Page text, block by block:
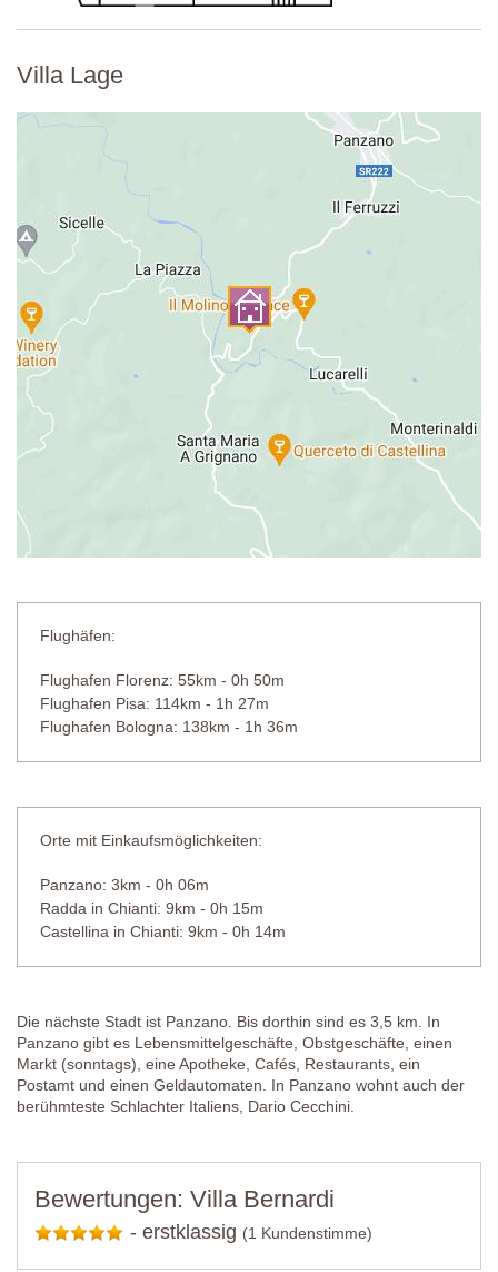
Villa Lage
Flughäfen:
Flughafen Florenz: 55km - 0h 50m
Flughafen Pisa: 114km - 1h 27m
Flughafen Bologna: 138km - 1h 36m
Orte mit Einkaufsmöglichkeiten:
Panzano: 3km - 0h 06m
Radda in Chianti: 9km - 0h 15m
Castellina in Chianti: 9km - 0h 14m
Die nächste Stadt ist Panzano. Bis dorthin sind es 3,5 km. In
Panzano gibt es Lebensmittelgeschäfte, Obstgeschäfte, einen
Markt (sonntags), eine Apotheke, Cafés, Restaurants, ein
Postamt und einen Geldautomaten. In Panzano wohnt auch der
berühmteste Schlachter Italiens, Dario Cecchini.
Bewertungen: Villa Bernardi
- erstklassig (1 Kundenstimme)